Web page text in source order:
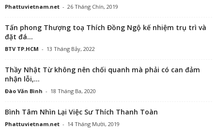
Phattuvietnam.net - 26 Tháng Chín, 2019
Tấn phong Thượng toạ Thích Đồng Ngộ kế nhiệm trụ trì và
đặt đá...
BTV TP.HCM - 13 Tháng Bảy, 2022
Thầy Nhật Từ không nên chối quanh mà phải có can đảm
nhận lỗi,...
Đào Văn Bình - 18 Tháng Ba, 2020
Bình Tâm Nhìn Lại Việc Sư Thích Thanh Toàn
Phattuvietnam.net - 14 Tháng Mười, 2019